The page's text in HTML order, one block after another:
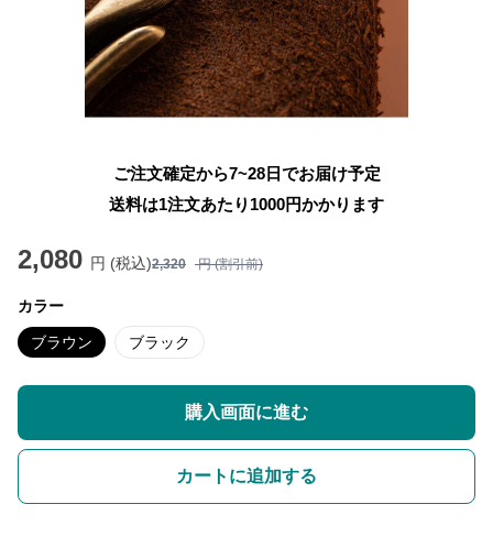
ご注文確定から7~28日でお届け予定
送料は1注文あたり 1000円かかります
2,080 円 (税込)2,320 円 (割引前)
カラー
ブラウン ブラック
購入画面に進む
カートに追加する